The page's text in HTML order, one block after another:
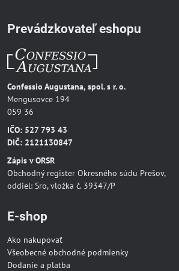
Prevádzkovateľ eshopu
Confessio Augustana, spol. s r. o.
Mengusovce 194
059 36
IČO: 527 793 43
DIČ: 2121130847
Zápis v ORSR
Obchodný register Okresného súdu Prešov,
oddiel: Sro, vložka č. 39347/P
E-shop
Ako nakupovať
Všeobecné obchodné podmienky
Dodanie a platba